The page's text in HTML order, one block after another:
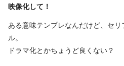
映像化して！
ある意味テンプレなんだけど、セ
ル。
ドラマ化とかちょうど良くない？